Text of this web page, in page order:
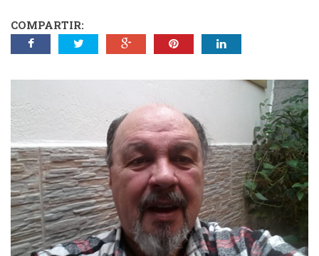
COMPARTIR: